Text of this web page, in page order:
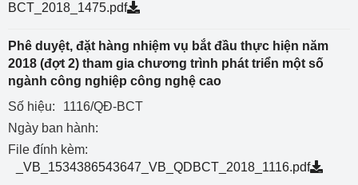
BCT_2018_1475.pdf
Phê duyệt, đặt hàng nhiệm vụ bắt đầu thực hiện năm
2018 (đợt 2) tham gia chương trình phát triển một số
ngành công nghiệp công nghệ cao
Số hiệu:
1116/QĐ-BCT
Ngày ban hành:
File đính kèm:
_VB_1534386543647_VB_QDBCT_2018_1116.pdf